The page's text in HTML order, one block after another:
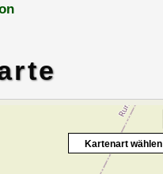
Kartenart wählen